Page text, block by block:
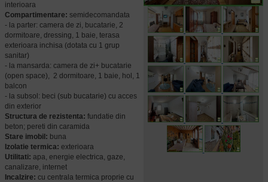
interioara
Compartimentare: semidecomandata
- la parter: camera de zi, bucatarie, 2
dormitoare, dressing, 1 baie, terasa
exterioara inchisa (dotata cu 1 grup
sanitar)
- la mansarda: camera de zi+ bucatarie
(open space), 2 dormitoare, 1 baie, hol, 1
balcon
- la subsol: beci (sub bucatarie) cu acces
din exterior
Structura de rezistenta: fundatie din
beton; pereti din caramida
Stare imobil: buna
Izolatie termica: exterioara
Utilitati: apa, energie electrica, gaze,
canalizare, internet
Incalzire: cu centrala termica proprie cu